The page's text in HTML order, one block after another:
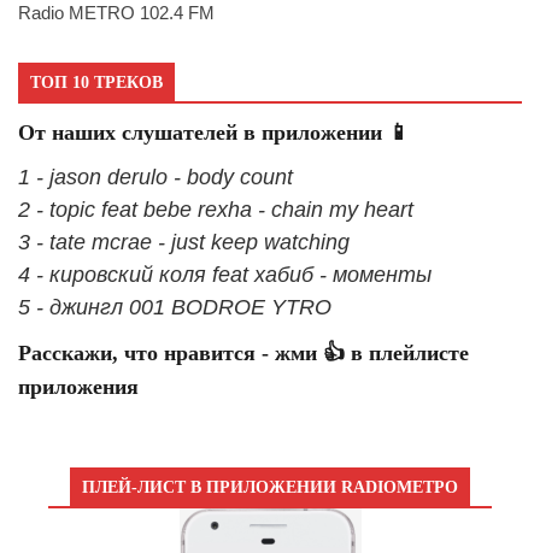
Radio METRO 102.4 FM
ТОП 10 ТРЕКОВ
От наших слушателей в приложении 📱
1 - jason derulo - body count
2 - topic feat bebe rexha - chain my heart
3 - tate mcrae - just keep watching
4 - кировский коля feat хабиб - моменты
5 - джингл 001 BODROE YTRO
Расскажи, что нравится - жми 👍 в плейлисте
приложения
ПЛЕЙ-ЛИСТ В ПРИЛОЖЕНИИ RADIOМЕТРО